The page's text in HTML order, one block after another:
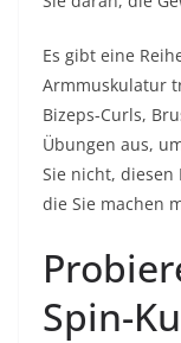
Es gibt eine
Armmuskulatur
Bizeps-Curls,
Übungen aus,
Sie nicht, diesen
die Sie machen
Spin-